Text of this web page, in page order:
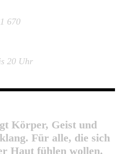
670
20 Uhr
Körper, Geist und
Für alle, die sich
Haut fühlen wollen.